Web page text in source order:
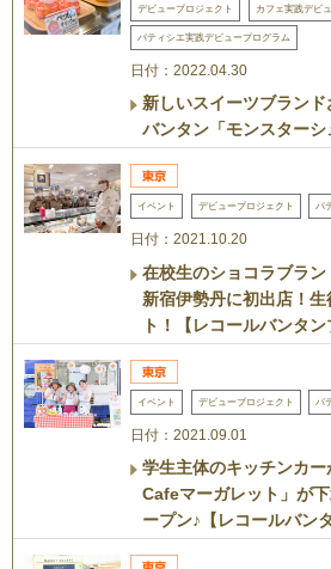
デビュープロジェクト カフェ実践デビ
パティシエ実践デビュープログラム
日付：2022.04.30
新しいスイーツブラン
バンタン「モンスターシ
イベント デビュープロジェクト パ
日付：2021.10.20
在校生のショコラブラ
新宿伊勢丹に初出店！
ト！【レコールバンタン
イベント デビュープロジェクト パ
日付：2021.09.01
学生主体のキッチンカ
Cafeマーガレット」が
ープン♪【レコールバン